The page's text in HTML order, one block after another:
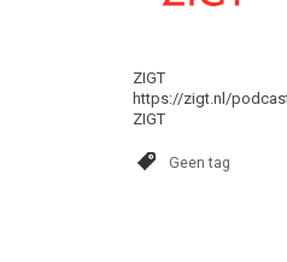
ZIGT
https://zigt.nl/
ZIGT
Geen tag